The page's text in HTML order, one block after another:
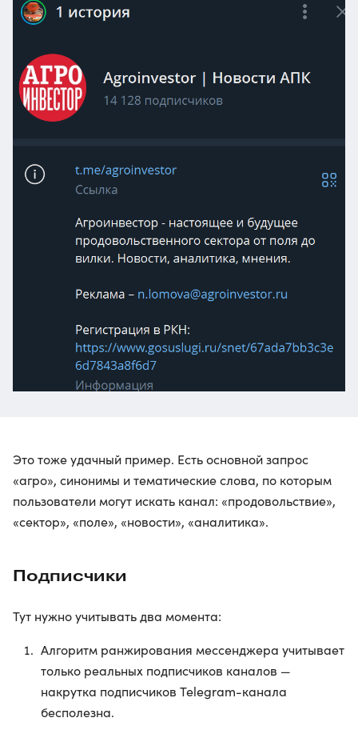
Это тоже удачный пример. Есть основной запрос
«агро», синонимы и тематические слова, по которым
пользователи могут искать канал: «продовольствие»,
«сектор», «поле», «новости», «аналитика».
Подписчики
Тут нужно учитывать два момента:
Алгоритм ранжирования мессенджера учитывает
только реальных подписчиков каналов —
накрутка подписчиков Telegram-канала
бесполезна.